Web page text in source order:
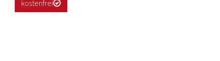
kostenfrei